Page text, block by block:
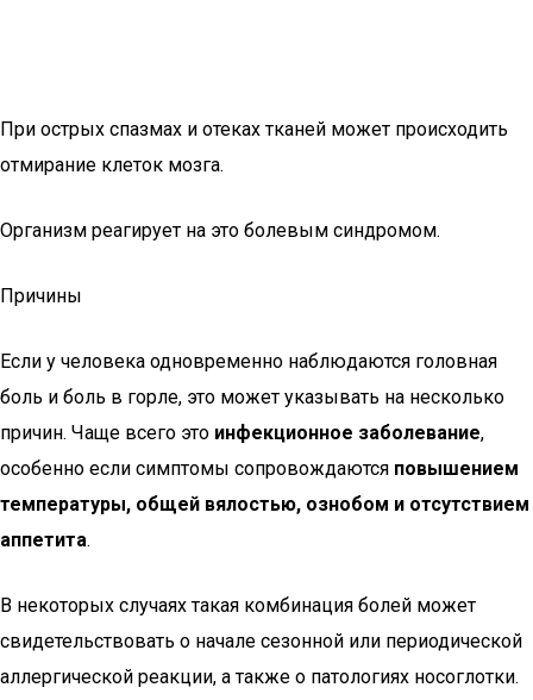
При острых спазмах и отеках тканей может происходить
отмирание клеток мозга.
Организм реагирует на это болевым синдромом.
Причины
Если у человека одновременно наблюдаются головная
боль и боль в горле, это может указывать на несколько
причин. Чаще всего это инфекционное заболевание,
особенно если симптомы сопровождаются повышением
температуры, общей вялостью, ознобом и отсутствием
аппетита.
В некоторых случаях такая комбинация болей может
свидетельствовать о начале сезонной или периодической
аллергической реакции, а также о патологиях носоглотки.